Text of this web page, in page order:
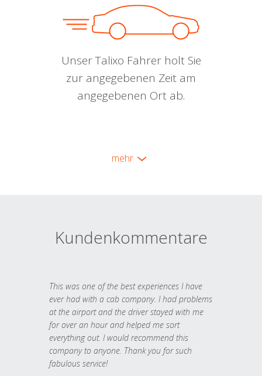
Unser Talixo Fahrer holt Sie
zur angegebenen Zeit am
angegebenen Ort ab.
mehr
Kundenkommentare
This was one of the best experiences I have
ever had with a cab company. I had problems
at the airport and the driver stayed with me
for over an hour and helped me sort
everything out. I would recommend this
company to anyone. Thank you for such
fabulous service!